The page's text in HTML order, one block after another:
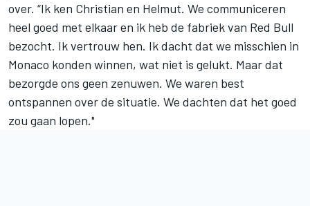
over. “Ik ken Christian en Helmut. We communiceren
heel goed met elkaar en ik heb de fabriek van Red Bull
bezocht. Ik vertrouw hen. Ik dacht dat we misschien in
Monaco konden winnen, wat niet is gelukt. Maar dat
bezorgde ons geen zenuwen. We waren best
ontspannen over de situatie. We dachten dat het goed
zou gaan lopen."